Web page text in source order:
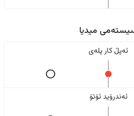
میدیا
ئەپڵ کار پلەی
ئەندرۆید ئۆتۆ